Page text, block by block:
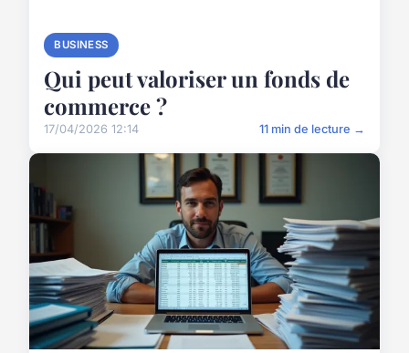
BUSINESS
Qui peut valoriser un fonds de
commerce ?
17/04/2026 12:14 11 min de lecture →